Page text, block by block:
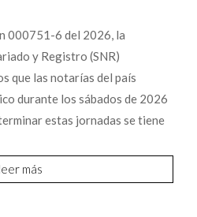
000751-6 del 2026, la
y Registro (SNR)
que las notarías del país
durante los sábados de 2026
estas jornadas se tiene
leer más